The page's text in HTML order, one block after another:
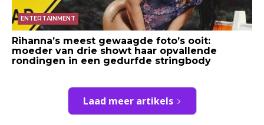
ENTERTAINMENT
Rihanna’s meest gewaagde foto’s ooit:
moeder van drie showt haar opvallende
rondingen in een gedurfde stringbody
Laad meer artikels